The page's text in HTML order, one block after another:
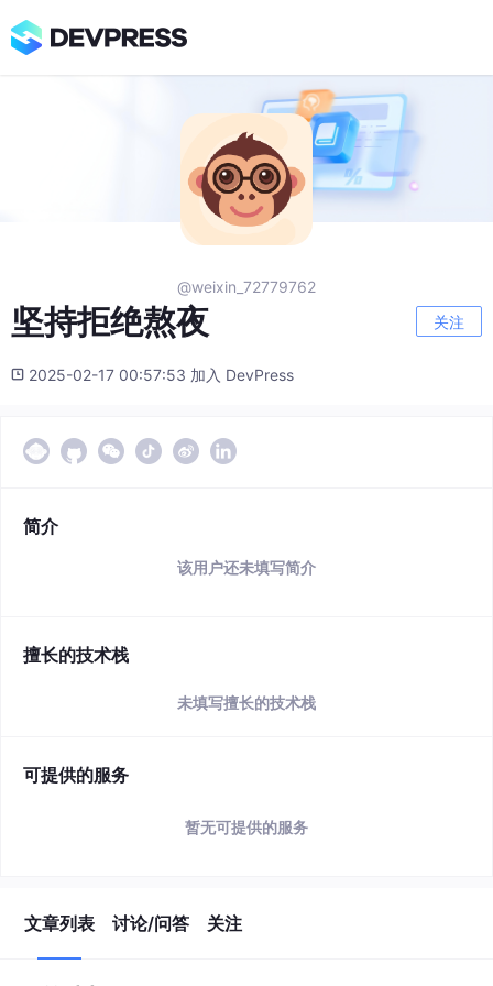
@weixin_72779762
坚持拒绝熬夜 关注
2025-02-17 00:57:53 加入 DevPress
简介
该用户还未填写简介
擅长的技术栈
未填写擅长的技术栈
可提供的服务
暂无可提供的服务
文章列表 讨论/问答 关注